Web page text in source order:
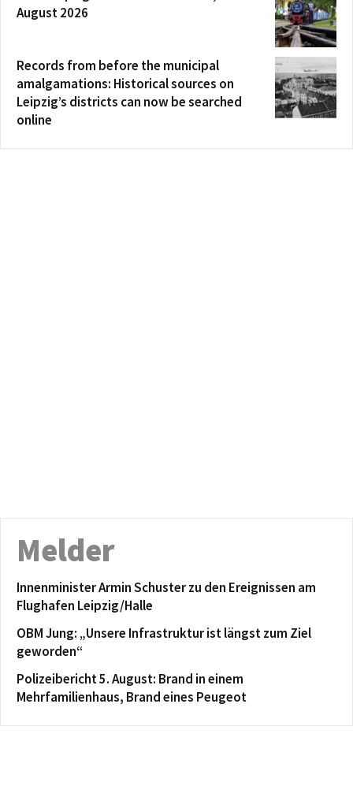
August 2026
Records from before the municipal
amalgamations: Historical sources on
Leipzig’s districts can now be searched
online
Melder
Innenminister Armin Schuster zu den Ereignissen am
Flughafen Leipzig/Halle
OBM Jung: „Unsere Infrastruktur ist längst zum Ziel
geworden“
Polizeibericht 5. August: Brand in einem
Mehrfamilienhaus, Brand eines Peugeot